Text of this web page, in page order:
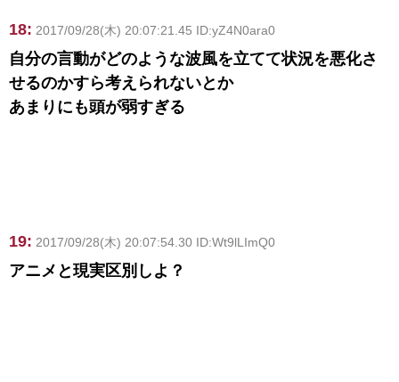
18: 2017/09/28(木) 20:07:21.45 ID:yZ4N0ara0
自分の言動がどのような波風を立てて状況を悪化さ
せるのかすら考えられないとか
あまりにも頭が弱すぎる
19: 2017/09/28(木) 20:07:54.30 ID:Wt9lLImQ0
アニメと現実区別しよ？